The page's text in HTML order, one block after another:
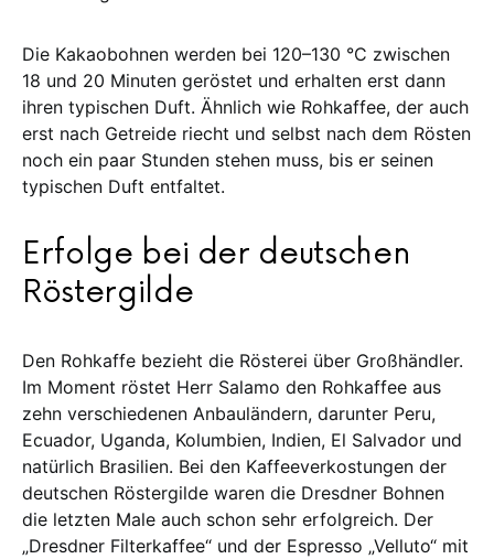
Die Kakao­bohnen werden bei 120–130 °C zwi­­schen
18 und 20 Minuten geröstet und er­­halten erst dann
ihren typischen Duft. Ähn­­lich wie Rohkaffee, der auch
erst nach Getreide riecht und selbst nach dem Rös­­ten
noch ein paar Stunden ste­hen muss, bis er seinen
typischen Duft ent­faltet.
Erfolge bei der deutschen
Röstergilde
Den Rohkaffe bezieht die Rös­te­­rei über Groß­händler.
Im Moment rös­tet Herr Sa­la­mo den Rohkaffee aus
zehn ver­schie­denen Anbauländern, da­run­ter Pe­ru,
Ecuador, Uganda, Ko­lum­bien, In­dien, El Salvador und
natürlich Bra­­si­lien. Bei den Kaffeeverkostungen der
deut­­­schen Röstergilde waren die Dres­­d­ner­ Bohnen
die letzten Male auch schon sehr erfolgreich. Der
„Dresdner Fil­ter­­kaf­­­fee“ und der Espresso „Velluto“ mit